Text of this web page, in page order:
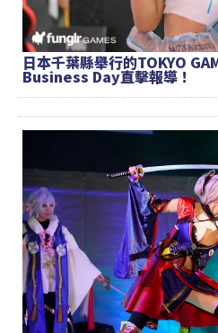
日本千葉縣舉行的TOKYO
Business Day直擊報導！